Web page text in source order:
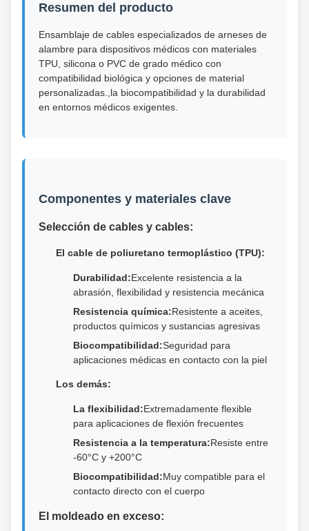
Resumen del producto
Ensamblaje de cables especializados de arneses de
alambre para dispositivos médicos con materiales
TPU, silicona o PVC de grado médico con
compatibilidad biológica y opciones de material
personalizadas.,la biocompatibilidad y la durabilidad
en entornos médicos exigentes.
Componentes y materiales clave
Selección de cables y cables:
El cable de poliuretano termoplástico (TPU):
Durabilidad:Excelente resistencia a la
abrasión, flexibilidad y resistencia mecánica
Resistencia química:Resistente a aceites,
productos químicos y sustancias agresivas
Biocompatibilidad:Seguridad para
aplicaciones médicas en contacto con la piel
Los demás:
La flexibilidad:Extremadamente flexible
para aplicaciones de flexión frecuentes
Resistencia a la temperatura:Resiste entre
-60°C y +200°C
Biocompatibilidad:Muy compatible para el
contacto directo con el cuerpo
El moldeado en exceso: